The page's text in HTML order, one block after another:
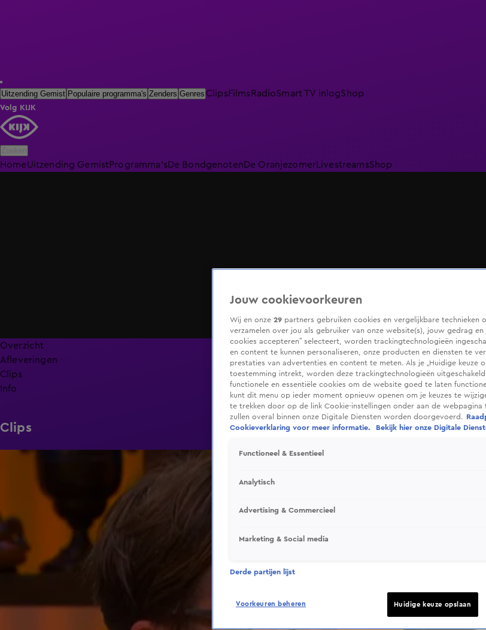
Uitzending Gemist Populaire programma's Zenders Genres ClipsFilmsRadioSmart TV inlogShop
Volg KIJK
HomeUitzending GemistProgramma'sDe BondgenotenDe Oranjezomer LivestreamsShop
Overzicht
Afleveringen
Clips
Info
Clips
Jouw cookievoorkeuren
Wij en onze 29 partners gebruiken cookies en vergelijkbare technieken
verzamelen over jou als gebruiker van onze website(s), jouw gedrag en
cookies accepteren” selecteert, worden trackingtechnologieën
en content te kunnen personaliseren, onze producten en diensten te
prestaties van advertenties en content te meten. Als je „Huidige keuze
toestemming intrekt, worden deze trackingtechnologieën
functionele en essentiële cookies om de website goed te laten
kunt dit menu op ieder moment opnieuw openen om je keuzes te
te trekken door op de link Cookie-instellingen onder aan de webpagina
zullen overal binnen onze Digitale Diensten worden doorgevoerd.
Cookieverklaring voor meer informatie.
Bekijk hier onze Digitale
Functioneel & Essentieel
Analytisch
Advertising & Commercieel
Marketing & Social media
Derde partijen lijst
Voorkeuren beheren Huidige keuze opslaan